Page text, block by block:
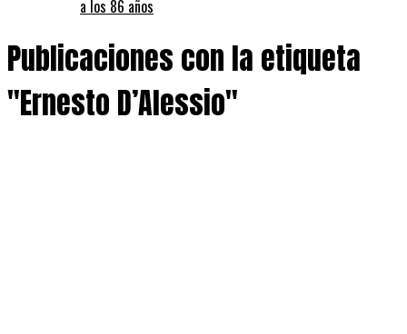
a los 86 años
Publicaciones con la etiqueta
"Ernesto D’Alessio"